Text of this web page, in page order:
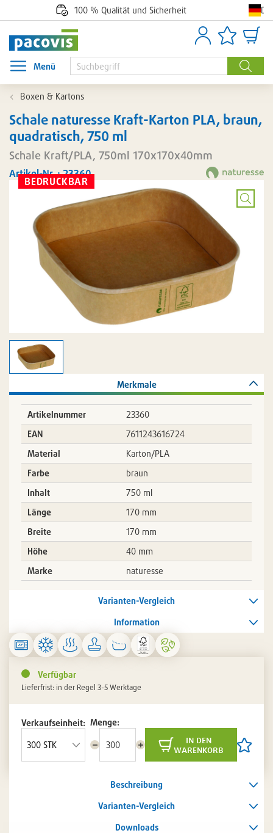
100 % Qualität und Sicherheit
Suche
AnmeldenArtikellisten
Menü
Menü öffnen
Boxen & Kartons
Schale naturesse Kraft-Karton PLA, braun,
quadratisch, 750 ml
Schale Kraft/PLA, 750ml 170x170x40mm
Artikel-Nr. : 23360
BEDRUCKBAR
Bild
Merkmale
Artikelnummer
23360
EAN
7611243616724
Material
Karton/PLA
Farbe
braun
Inhalt
750 ml
Länge
170 mm
Breite
170 mm
Höhe
40 mm
Marke
naturesse
Varianten-Vergleich
Information
Verfügbar
Lieferfrist: in der Regel 3-5 Werktage
Verkaufseinheit: Menge:
Menge
Menge
in den
warenkorb
Artikel
setzen
Beschreibung
Varianten-Vergleich
Downloads